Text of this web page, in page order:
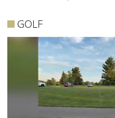
GOLF